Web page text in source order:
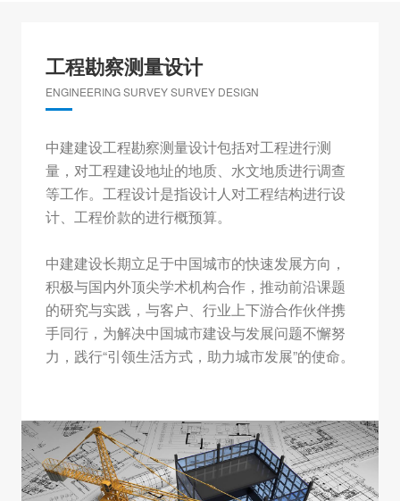
工程勘察测量设计
ENGINEERING SURVEY SURVEY DESIGN
中建建设工程勘察测量设计包括对工程进行测
量，对工程建设地址的地质、水文地质进行调查
等工作。工程设计是指设计人对工程结构进行设
计、工程价款的进行概预算。
中建建设长期立足于中国城市的快速发展方向，
积极与国内外顶尖学术机构合作，推动前沿课题
的研究与实践，与客户、行业上下游合作伙伴携
手同行，为解决中国城市建设与发展问题不懈努
力，践行“引领生活方式，助力城市发展”的使命。